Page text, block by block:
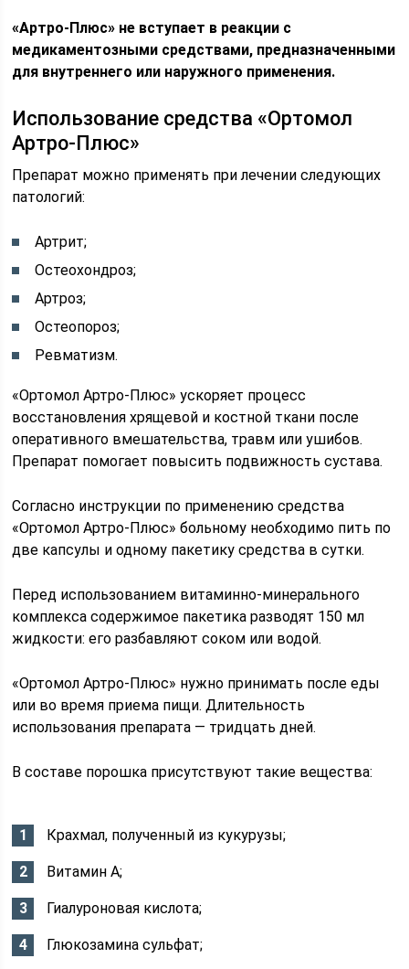
«Артро-Плюс» не вступает в реакции с
медикаментозными средствами, предназначенными
для внутреннего или наружного применения.
Использование средства «Ортомол
Артро-Плюс»
Препарат можно применять при лечении следующих
патологий:
Артрит;
Остеохондроз;
Артроз;
Остеопороз;
Ревматизм.
«Ортомол Артро-Плюс» ускоряет процесс
восстановления хрящевой и костной ткани после
оперативного вмешательства, травм или ушибов.
Препарат помогает повысить подвижность сустава.
Согласно инструкции по применению средства
«Ортомол Артро-Плюс» больному необходимо пить по
две капсулы и одному пакетику средства в сутки.
Перед использованием витаминно-минерального
комплекса содержимое пакетика разводят 150 мл
жидкости: его разбавляют соком или водой.
«Ортомол Артро-Плюс» нужно принимать после еды
или во время приема пищи. Длительность
использования препарата — тридцать дней.
В составе порошка присутствуют такие вещества:
Крахмал, полученный из кукурузы;
Витамин А;
Гиалуроновая кислота;
Глюкозамина сульфат;